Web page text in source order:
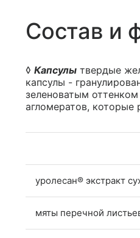
Состав и
◊ Капсулы твердые
капсулы -
зеленоватым
агломератов,
уролесан® экстракт
мяты перечной